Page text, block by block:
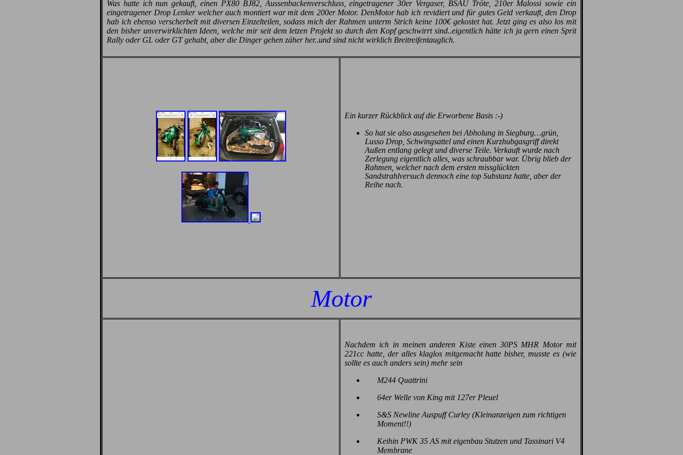
Was hatte ich nun gekauft, einen PX80 BJ82, Aussenbackenverschluss, eingetragener 30er Vergaser, BSAU Tröte, 210er Malossi sowie ein
eingetragener Drop Lenker welcher auch montiert war mit dem 200er Motor. DenMotor hab ich revidiert und für gutes Geld verkauft, den Drop
hab ich ebenso verscherbelt mit diversen Einzelteilen, sodass mich der Rahmen unterm Strich keine 100€ gekostet hat. Jetzt ging es also los mit
den bisher unverwirklichten Ideen, welche mir seit dem letzen Projekt so durch den Kopf geschwirrt sind..eigentlich hätte ich ja gern einen Sprit
Rally oder GL oder GT gehabt, aber die Dinger gehen zäher her..und sind nicht wirklich Breitreifentauglich.
Ein kurzer Rückblick auf die Erworbene Basis :-)
So hat sie also ausgesehen bei Abholung in Siegburg…grün,
Lusso Drop, Schwingsattel und einen Kurzhubgasgriff direkt
Außen entlang gelegt und diverse Teile. Verkauft wurde nach
Zerlegung eigentlich alles, was schraubbar war. Übrig blieb der
Rahmen, welcher nach dem ersten missglückten
Sandstrahlversuch dennoch eine top Substanz hatte, aber der
Reihe nach.
Motor
Nachdem ich in meinen anderen Kiste einen 30PS MHR Motor mit
221cc hatte, der alles klaglos mitgemacht hatte bisher, musste es (wie
sollte es auch anders sein) mehr sein
M244 Quattrini
64er Welle von King mit 127er Pleuel
S&S Newline Auspuff Curley (Kleinanzeigen zum richtigen
Moment!!)
Keihin PWK 35 AS mit eigenbau Stutzen und Tassinari V4
Membrane